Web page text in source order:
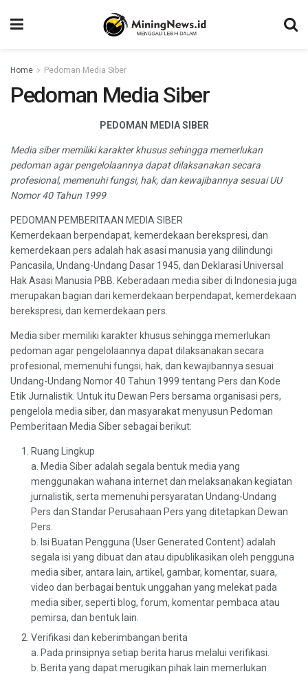
Home Pedoman Media Siber
Pedoman Media Siber
PEDOMAN MEDIA SIBER
Media siber memiliki karakter khusus sehingga memerlukan
pedoman agar pengelolaannya dapat dilaksanakan secara
profesional, memenuhi fungsi, hak, dan kewajibannya sesuai UU
Nomor 40 Tahun 1999
PEDOMAN PEMBERITAAN MEDIA SIBER
Kemerdekaan berpendapat, kemerdekaan berekspresi, dan
kemerdekaan pers adalah hak asasi manusia yang dilindungi
Pancasila, Undang-Undang Dasar 1945, dan Deklarasi Universal
Hak Asasi Manusia PBB. Keberadaan media siber di Indonesia juga
merupakan bagian dari kemerdekaan berpendapat, kemerdekaan
berekspresi, dan kemerdekaan pers.
Media siber memiliki karakter khusus sehingga memerlukan
pedoman agar pengelolaannya dapat dilaksanakan secara
profesional, memenuhi fungsi, hak, dan kewajibannya sesuai
Undang-Undang Nomor 40 Tahun 1999 tentang Pers dan Kode
Etik Jurnalistik. Untuk itu Dewan Pers bersama organisasi pers,
pengelola media siber, dan masyarakat menyusun Pedoman
Pemberitaan Media Siber sebagai berikut:
Ruang Lingkup
a. Media Siber adalah segala bentuk media yang
menggunakan wahana internet dan melaksanakan kegiatan
jurnalistik, serta memenuhi persyaratan Undang-Undang
Pers dan Standar Perusahaan Pers yang ditetapkan Dewan
Pers.
b. Isi Buatan Pengguna (User Generated Content) adalah
segala isi yang dibuat dan atau dipublikasikan oleh pengguna
media siber, antara lain, artikel, gambar, komentar, suara,
video dan berbagai bentuk unggahan yang melekat pada
media siber, seperti blog, forum, komentar pembaca atau
pemirsa, dan bentuk lain.
Verifikasi dan keberimbangan berita
a. Pada prinsipnya setiap berita harus melalui verifikasi.
b. Berita yang dapat merugikan pihak lain memerlukan